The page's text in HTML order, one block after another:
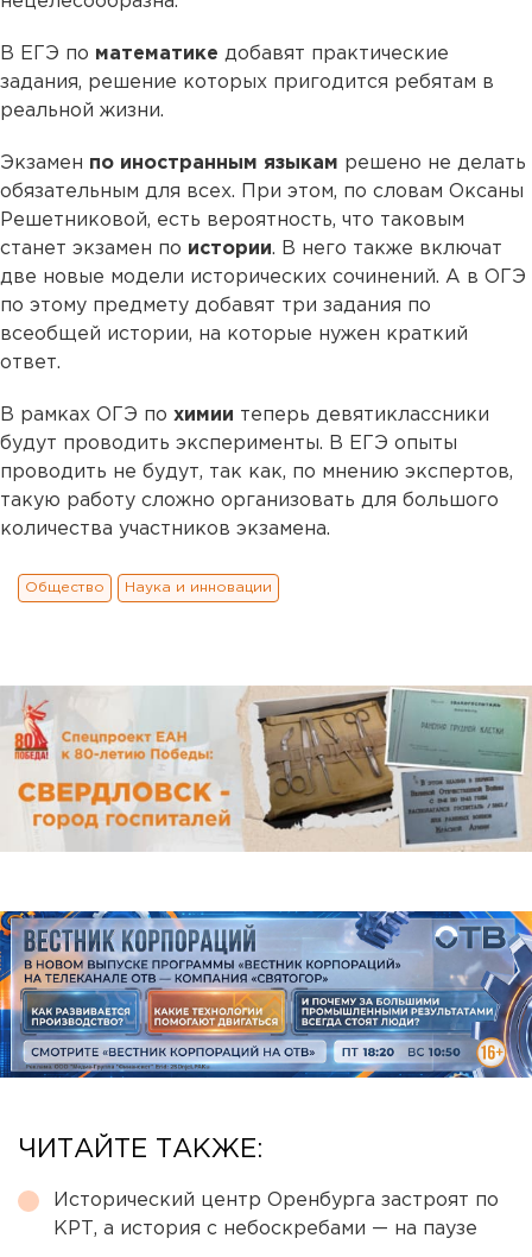
В ЕГЭ по математике добавят практические
задания, решение которых пригодится ребятам в
реальной жизни.
Экзамен по иностранным языкам решено не делать
обязательным для всех. При этом, по словам Оксаны
Решетниковой, есть вероятность, что таковым
станет экзамен по истории. В него также включат
две новые модели исторических сочинений. А в ОГЭ
по этому предмету добавят три задания по
всеобщей истории, на которые нужен краткий
ответ.
В рамках ОГЭ по химии теперь девятиклассники
будут проводить эксперименты. В ЕГЭ опыты
проводить не будут, так как, по мнению экспертов,
такую работу сложно организовать для большого
количества участников экзамена.
Общество Наука и инновации
ЧИТАЙТЕ ТАКЖЕ:
Исторический центр Оренбурга застроят по
КРТ, а история с небоскребами — на паузе